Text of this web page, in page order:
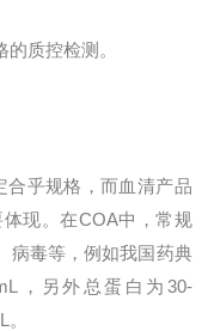
质控检测。
合乎规格，而血清产品
现。在COA中，常规
病毒等，例如我国药典
，另外总蛋白为30-